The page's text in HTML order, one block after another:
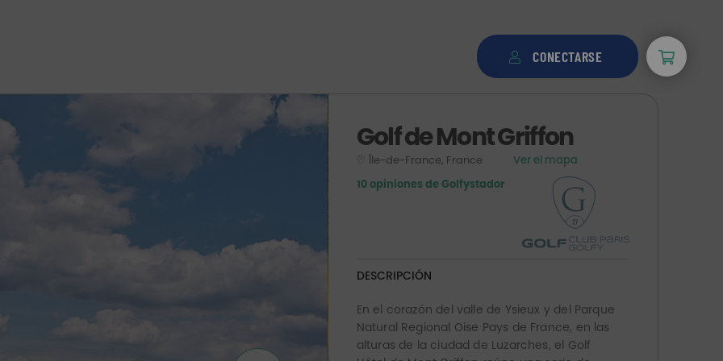
CONECTARSE
Golf de Mont Griffon
Île-de-France, France
Ver el mapa
10 opiniones de Golfystador
DESCRIPCIÓN
En el corazón del valle de Ysieux y del Parque
Natural Regional Oise Pays de France, en las
alturas de la ciudad de Luzarches, el Golf